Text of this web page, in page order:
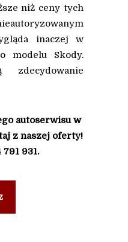
niż ceny tych
inaczej w
modelu Skody.
autoserwisu w
z naszej oferty!
791 931.